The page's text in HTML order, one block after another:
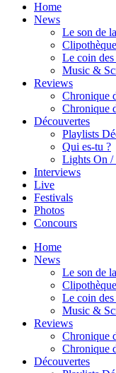
Home
News
Le son de
Clipothèque
Le coin des
Music &
Reviews
Chronique
Chronique
Découvertes
Playlists
Qui es-tu ?
Lights On /
Interviews
Live
Festivals
Photos
Concours
Home
News
Le son de
Clipothèque
Le coin des
Music &
Reviews
Chronique
Chronique
Découvertes